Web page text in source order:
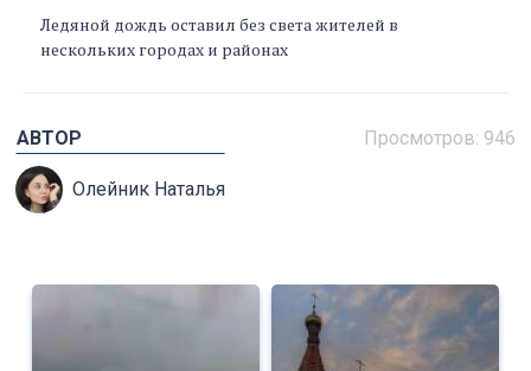
Ледяной дождь оставил без света жителей в
нескольких городах и районах
Просмотров: 946
АВТОР
Олейник Наталья